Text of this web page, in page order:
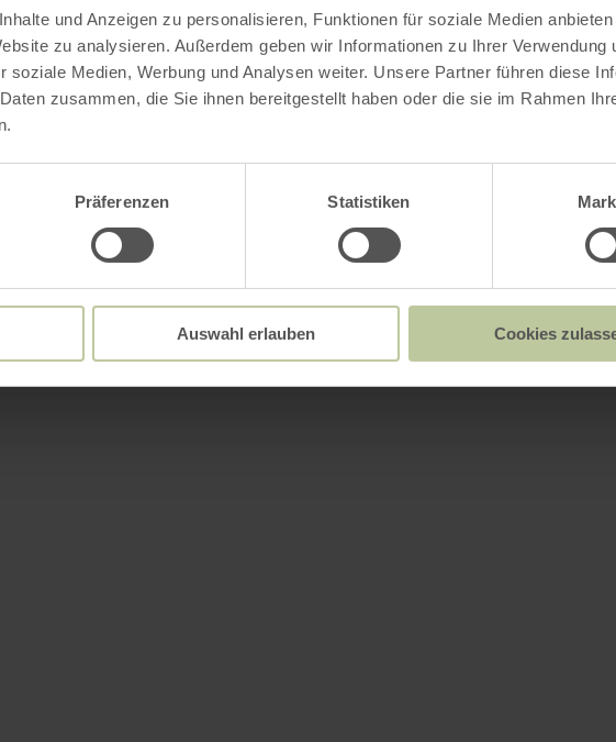
und Anzeigen zu personalisieren, Funktionen für soziale Medien
zu analysieren. Außerdem geben wir Informationen zu Ihrer Verwendung
soziale Medien, Werbung und Analysen weiter. Unsere Partner führen diese
zusammen, die Sie ihnen bereitgestellt haben oder die sie im Rahmen
Präferenzen Statistiken
Auswahl erlauben Cookies